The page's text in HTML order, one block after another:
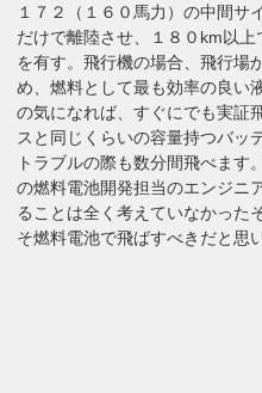
１７２（１６０馬力）の中間サ
だけで離陸させ、１８０km以
を有す。飛行機の場合、飛行場
め、燃料として最も効率の良い
の気になれば、すぐにでも実証
スと同じくらいの容量持つバッ
トラブルの際も数分間飛べます
の燃料電池開発担当のエンジニ
ることは全く考えていなかった
そ燃料電池で飛ばすべきだと思